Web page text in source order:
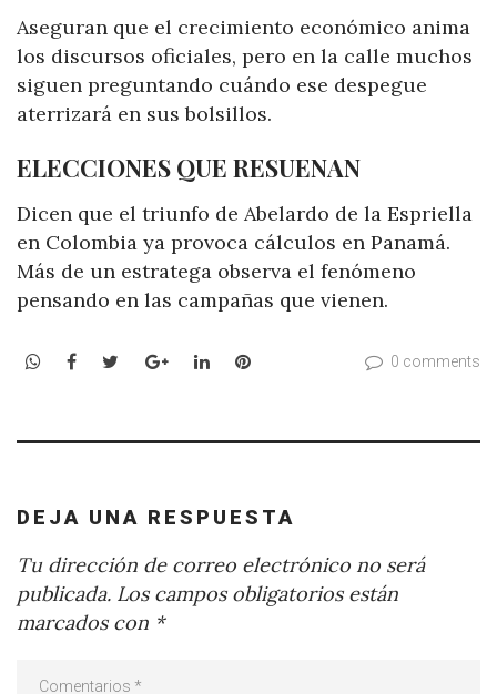
Aseguran que el crecimiento económico anima
los discursos oficiales, pero en la calle muchos
siguen preguntando cuándo ese despegue
aterrizará en sus bolsillos.
ELECCIONES QUE RESUENAN
Dicen que el triunfo de Abelardo de la Espriella
en Colombia ya provoca cálculos en Panamá.
Más de un estratega observa el fenómeno
pensando en las campañas que vienen.
WhatsApp
Facebook
TwitterGoogle+LinkedInPinterest 0 comments
DEJA UNA RESPUESTA
Tu dirección de correo electrónico no será
publicada. Los campos obligatorios están
marcados con *